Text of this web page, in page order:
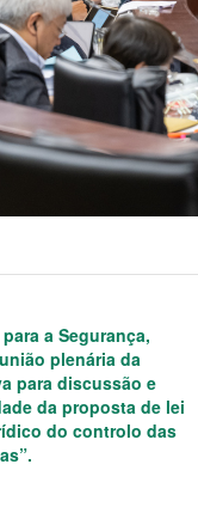
a Segurança,
plenária da
para discussão e
da proposta de lei
do controlo das